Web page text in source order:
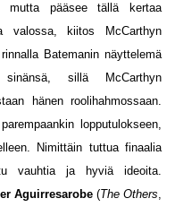
mutta pääsee tällä kertaa
valossa, kiitos McCarthyn
Batemanin näyttelemä
sillä McCarthyn
hänen roolihahmossaan.
lopputulokseen,
Nimittäin tuttua finaalia
vauhtia ja hyviä ideoita.
Aguirresarobe(The Others,